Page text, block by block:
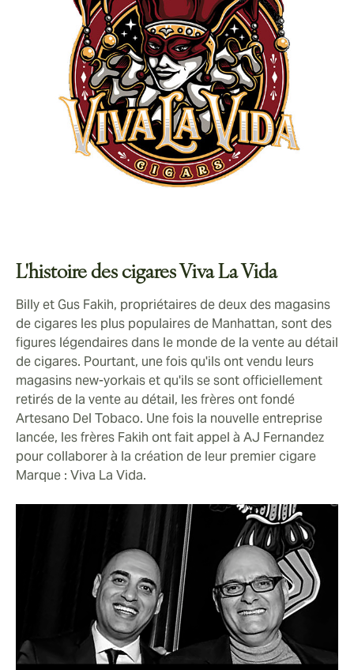
L'histoire des cigares Viva La Vida
Billy et Gus Fakih, propriétaires de deux des magasins
de cigares les plus populaires de Manhattan, sont des
figures légendaires dans le monde de la vente au détail
de cigares. Pourtant, une fois qu'ils ont vendu leurs
magasins new-yorkais et qu'ils se sont officiellement
retirés de la vente au détail, les frères ont fondé
Artesano Del Tobaco. Une fois la nouvelle entreprise
lancée, les frères Fakih ont fait appel à AJ Fernandez
pour collaborer à la création de leur premier cigare
Marque : Viva La Vida.